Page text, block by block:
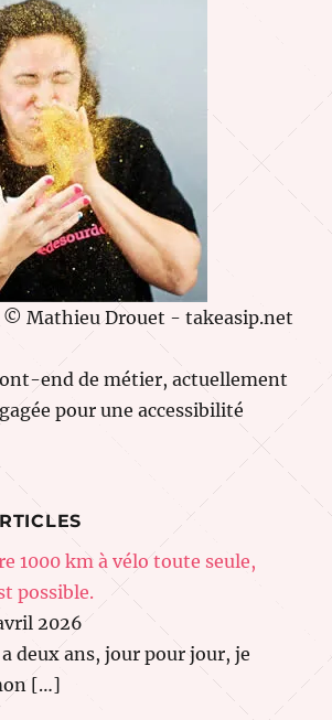
© Mathieu Drouet - takeasip.net
end de métier, actuellement
pour une accessibilité
1000 km à vélo toute seule,
possible.
2026
deux ans, jour pour jour, je
[…]